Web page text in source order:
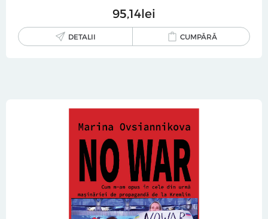
95 14lei
DETALII CUMPĂRĂ